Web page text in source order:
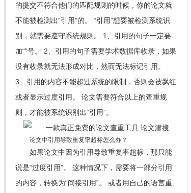
的提交不符合他们的匹配规则的时候，你的论文就
不能被检测出“引用”的。 “引用”想要被检测系统识
别，就需要遵守系统规则。 1、引用的句子一定要
加“”号。 2、引用的句子需要学术数据库收录，如果
没有收录就无法形成对比，然而无法标记引用。
3、引用的内容不能超过系统的限制，否则会被飘红
或者显示过度引用。 论文需要符合以上的查重规
则，才能被系统识别出“引用”。
论文中引用导致重复率超标怎么办？
如果论文中因为引用导致重复率超标，那只能
说是“过度引用”。 这种情况下，需要将一部分引用
的内容，转换为“间接引用”。 或者用自己的语言重